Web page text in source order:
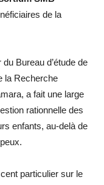
de la
Bureau d’étude de
la Recherche
a fait une large
rationnelle des
enfants, au-delà de
particulier sur le